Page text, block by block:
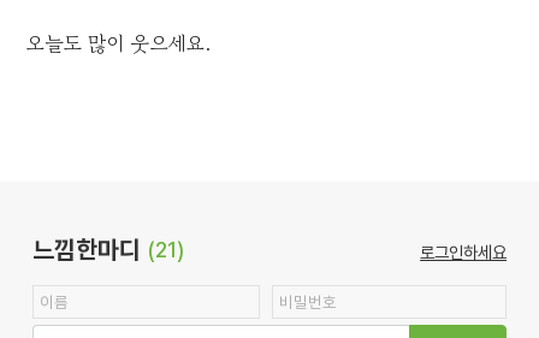
오늘도 많이 웃으세요.
느낌한마디 (21) 로그인하세요